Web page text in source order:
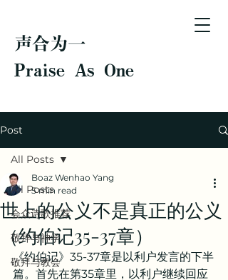
声合为一
Praise As One
Post
All Posts
会众诗歌推荐
敬拜与神学
敬拜与教会
All Posts
世上的公义不是真正的公义
（约伯记35-37章）
Boaz Wenhao Yang
5 min read
《约伯记》35-37章是以利户发言的下半
篇。首先在第35章里，以利户继续回应